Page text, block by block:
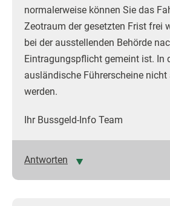
normalerweise können Sie das
Zeotraum der gesetzten Frist frei
bei der ausstellenden Behörde
Eintragungspflicht gemeint ist. In
ausländische Führerscheine nicht
werden.
Ihr Bussgeld-Info Team
Antworten